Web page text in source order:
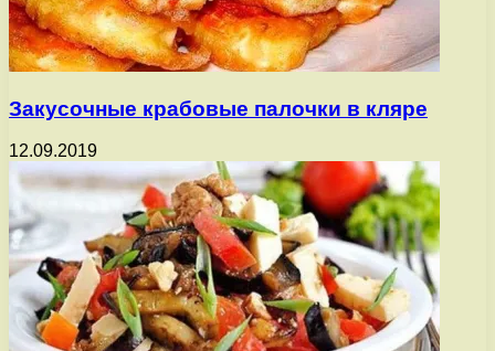
Закусочные крабовые палочки в кляре
12.09.2019